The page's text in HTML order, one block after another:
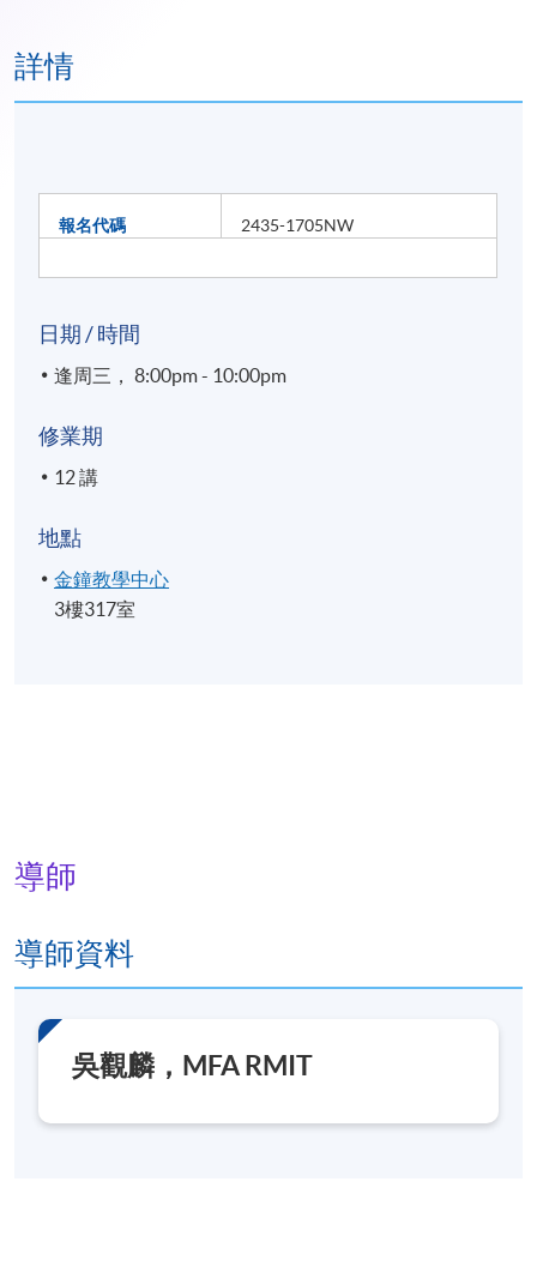
詳情
報名代碼 2435-1705NW
日期 / 時間
逢周三， 8:00pm - 10:00pm
修業期
12 講
地點
金鐘教學中心
3樓317室
導師
導師資料
吳觀麟，MFA RMIT